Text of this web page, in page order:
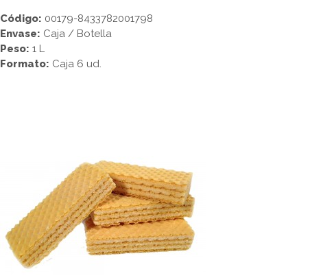
Código: 00179-8433782001798
Envase: Caja / Botella
Peso: 1 L
Formato: Caja 6 ud.